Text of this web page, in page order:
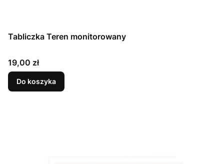
Tabliczka Teren monitorowany
Cena
19,00 zł
Do koszyka